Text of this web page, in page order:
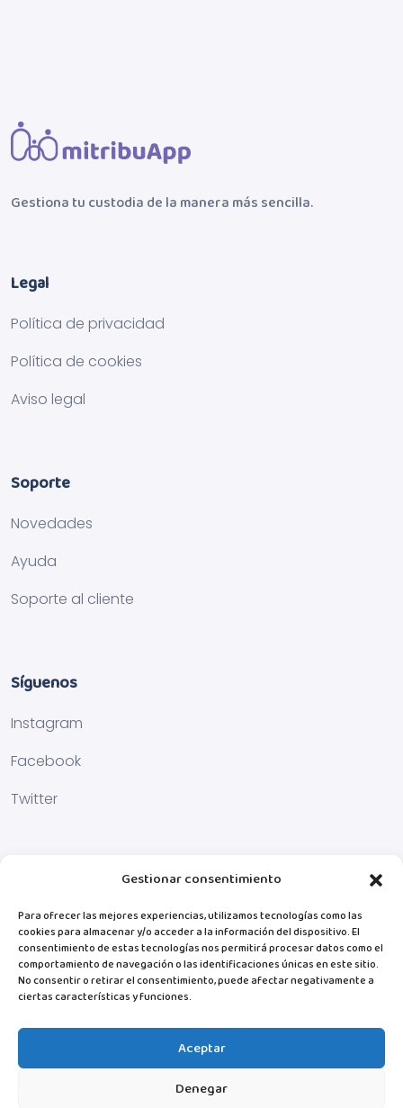
Gestionar consentimiento
Para ofrecer las mejores experiencias, utilizamos tecnologías como las
cookies para almacenar y/o acceder a la información del dispositivo. El
consentimiento de estas tecnologías nos permitirá procesar datos como el
comportamiento de navegación o las identificaciones únicas en este sitio.
No consentir o retirar el consentimiento, puede afectar negativamente a
ciertas características y funciones.
Aceptar
Denegar
Gestiona tu custodia de la manera más sencilla.
Legal
Política de privacidad
Política de cookies
Aviso legal
Soporte
Novedades
Ayuda
Soporte al cliente
Síguenos
Instagram
Facebook
Twitter